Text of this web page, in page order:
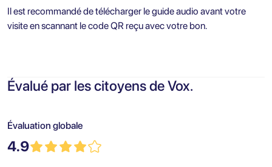
Il est recommandé de télécharger le guide audio avant votre
visite en scannant le code QR reçu avec votre bon.
Évalué par les citoyens de Vox.
Évaluation globale
4.9